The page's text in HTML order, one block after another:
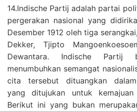
14.Indische Partij adalah partai
pergerakan nasional yang
Desember 1912 oleh tiga
Dekker, Tjipto
Dewantara. Indische Partij
menumbuhkan semangat
cita tersebut dituangkan
yang ditujukan untuk kemajuan
Berikut ini yang bukan